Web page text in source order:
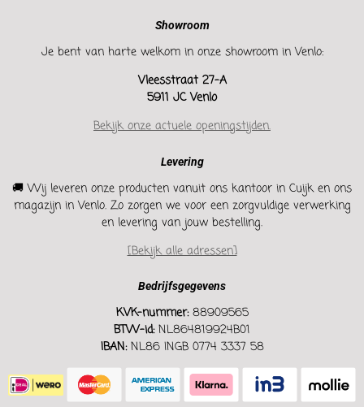
Showroom
Je bent van harte welkom in onze showroom in Venlo:
Vleesstraat 27-A
5911 JC Venlo
Bekijk onze actuele openingstijden.
Levering
🚚 Wij leveren onze producten vanuit ons kantoor in Cuijk en ons
magazijn in Venlo. Zo zorgen we voor een zorgvuldige verwerking
en levering van jouw bestelling.
[Bekijk alle adressen]
Bedrijfsgegevens
KVK-nummer:88909565
BTW-id:NL864819924B01
IBAN:NL86 INGB 0774 3337 58